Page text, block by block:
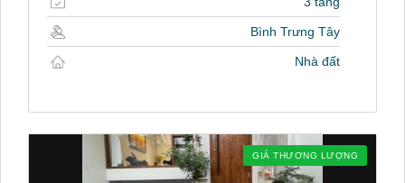
Bình Trưng Tây
Nhà đất
GIÁ THƯƠNG LƯỢNG